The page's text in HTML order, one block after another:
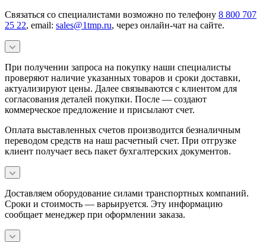
Связаться со специалистами возможно по телефону 8 800 707
25 22, email: sales@1tmp.ru, через онлайн-чат на сайте.
При получении запроса на покупку наши специалисты
проверяют наличие указанных товаров и сроки доставки,
актуализируют цены. Далее связываются с клиентом для
согласования деталей покупки. После — создают
коммерческое предложение и присылают счет.
Оплата выставленных счетов производится безналичным
переводом средств на наш расчетный счет. При отгрузке
клиент получает весь пакет бухгалтерских документов.
Доставляем оборудование силами транспортных компаний.
Сроки и стоимость — варьируется. Эту информацию
сообщает менеджер при оформлении заказа.